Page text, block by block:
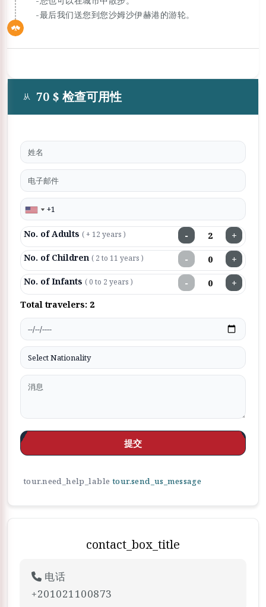
-最后我们送您到您沙姆沙伊赫港的游轮。
从 70 $ 检查可用性
No. of Adults ( + 12 years ) − +
No. of Children ( 2 to 11 years ) − +
No. of Infants ( 0 to 2 years ) − +
Total travelers: 2
提交
tour.need_help_lable tour.send_us_message
contact_box_title
电话
+201021100873